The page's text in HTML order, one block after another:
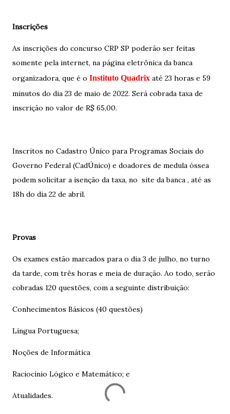
Inscrições
As inscrições do concurso CRP SP poderão ser feitas
somente pela internet, na página eletrônica da banca
organizadora, que é o Instituto Quadrix até 23 horas e 59
minutos do dia 23 de maio de 2022. Será cobrada taxa de
inscrição no valor de R$ 65,00.
Inscritos no Cadastro Único para Programas Sociais do
Governo Federal (CadÚnico) e doadores de medula óssea
podem solicitar a isenção da taxa, no site da banca , até as
18h do dia 22 de abril.
Provas
Os exames estão marcados para o dia 3 de julho, no turno
da tarde, com três horas e meia de duração. Ao todo, serão
cobradas 120 questões, com a seguinte distribuição:
Conhecimentos Básicos (40 questões)
Língua Portuguesa;
Noções de Informática
Raciocínio Lógico e Matemático; e
Atualidades.